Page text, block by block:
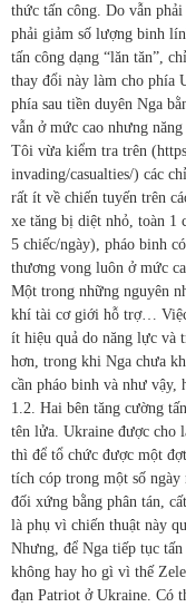
thức tấn công. Do vẫn
phải giảm số lượng binh
tấn công dạng “lăn tăn”,
thay đổi này làm cho phía
phía sau tiền duyên Nga
vẫn ở mức cao nhưng
Tôi vừa kiểm tra trên
invading/casualties/) các
rất ít về chiến tuyến trên
xe tăng bị diệt nhỏ, toàn 1
5 chiếc/ngày), pháo binh
thương vong luôn ở mức
Một trong những nguyên
khí tài cơ giới hỗ trợ…
ít hiệu quả do năng lực và
hơn, trong khi Nga chưa
cần pháo binh và như vậy,
1.2. Hai bên tăng cường
tên lửa. Ukraine được cho
thì để tổ chức được một
tích cóp trong một số
đối xứng bằng phân tán,
là phụ vì chiến thuật này
Nhưng, để Nga tiếp tục
không hay ho gì vì thế
đạn Patriot ở Ukraine. Có